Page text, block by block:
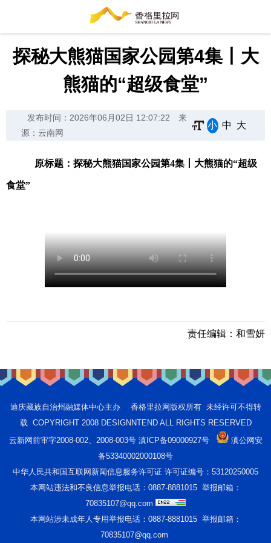
探秘大熊猫国家公园第4集丨大
熊猫的“超级食堂”
发布时间：2026年06月02日 12:07:22
来
源：云南网
小 中 大
原标题：探秘大熊猫国家公园第4集丨大熊猫的“超级
食堂”
责任编辑： 和雪妍
迪庆藏族自治州融媒体中心主办 香格里拉网版权所有 未经许可不得转
载 COPYRIGHT 2008 DESIGNNTEND ALL RIGHTS RESERVED
云新网前审字2008-002、2008-003号 滇ICP备09000927号
滇公网安
备53340002000108号
中华人民共和国互联网新闻信息服务许可证 许可证编号：53120250005
本网站违法和不良信息举报电话：0887-8881015 举报邮箱：
70835107@qq.com
本网站涉未成年人专用举报电话：0887-8881015 举报邮箱：
70835107@qq.com